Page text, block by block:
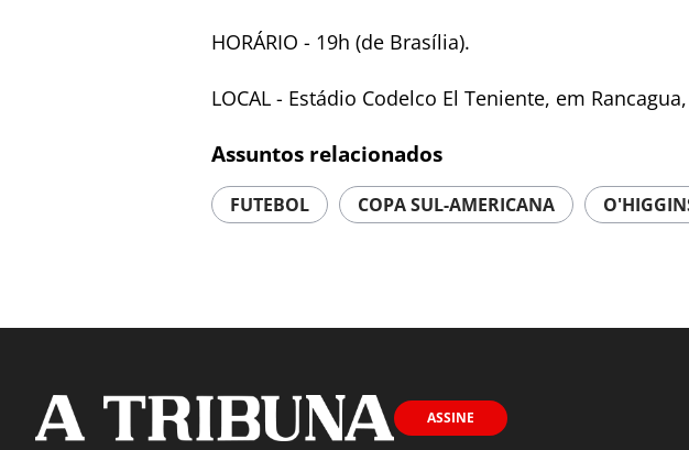
HORÁRIO - 19h (de Brasília).
LOCAL - Estádio Codelco El Teniente, em
Assuntos relacionados
FUTEBOL COPA SUL-AMERICANA
ASSINE